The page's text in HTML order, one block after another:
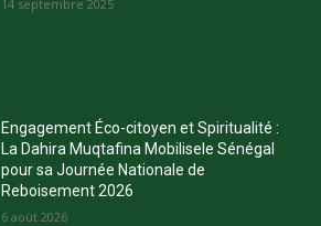
14 septembre 2025
Engagement Éco-citoyen et Spiritualité :
La Dahira Muqtafina Mobilisele Sénégal
pour sa Journée Nationale de
Reboisement 2026
6 août 2026